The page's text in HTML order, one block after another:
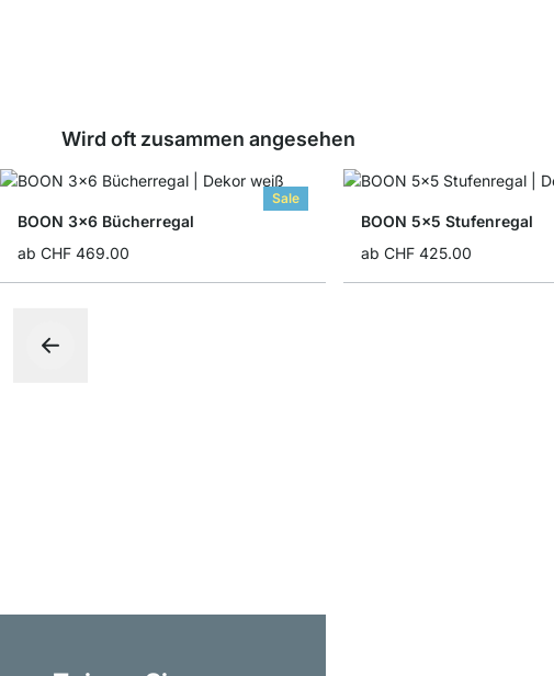
Wird oft zusammen angesehen
Sale
BOON 3x6 Bücherregal
ab CHF 469.00
BOON 5x5 Stufenregal
ab CHF 425.00